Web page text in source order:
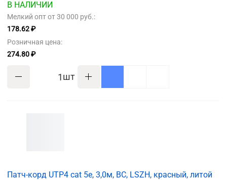
В НАЛИЧИИ
Мелкий опт от 30 000 руб.:
178.62 ₽
Розничная цена:
274.80 ₽
шт
Патч-корд UTP4 cat 5e, 3,0м, ВС, LSZH, красный, литой